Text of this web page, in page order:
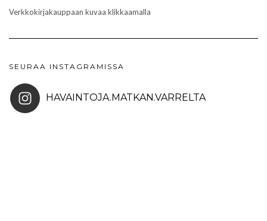
Verkkokirjakauppaan kuvaa klikkaamalla
SEURAA INSTAGRAMISSA
HAVAINTOJA.MATKAN.VARRELTA